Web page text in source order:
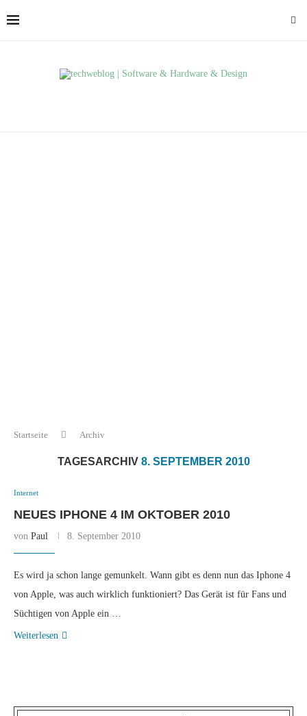
Startseite Archiv
TAGESARCHIV 8. SEPTEMBER 2010
Internet
NEUES IPHONE 4 IM OKTOBER 2010
von Paul 8. September 2010
Es wird ja schon lange gemunkelt. Wann gibt es denn nun das Iphone 4
von Apple, was auch wirklich funktioniert? Das Gerät ist für Fans und
Süchtigen von Apple ein …
Weiterlesen